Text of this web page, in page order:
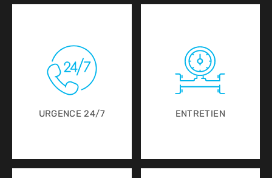
URGENCE 24/7 ENTRETIEN